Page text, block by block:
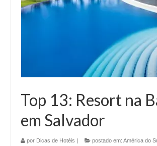
Top 13: Resort na
em Salvador
por Dicas de Hotéis | postado em: América do